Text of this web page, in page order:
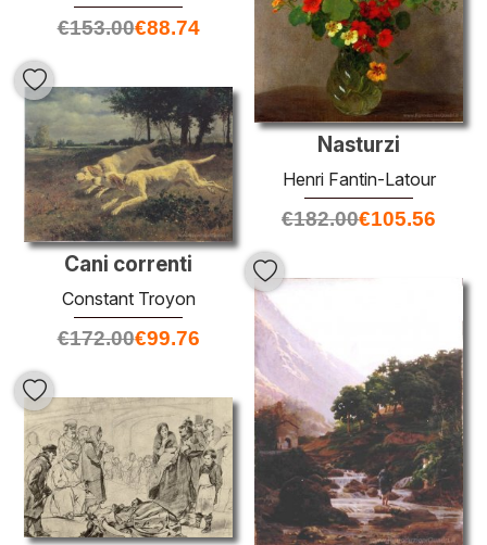
€153.00€88.74
Nasturzi
Henri Fantin-Latour
€182.00€105.56
Cani correnti
Constant Troyon
€172.00€99.76